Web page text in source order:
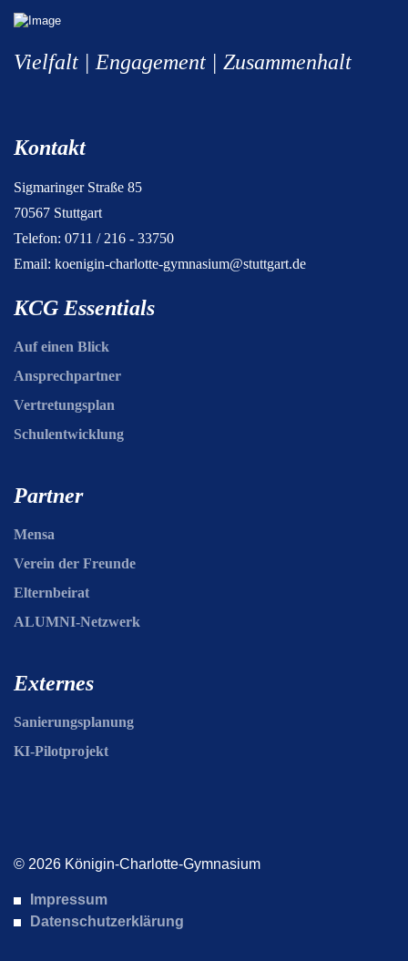
Vielfalt | Engagement | Zusammenhalt
Kontakt
Sigmaringer Straße 85
70567 Stuttgart
Telefon: 0711 / 216 - 33750
Email: koenigin-charlotte-gymnasium@stuttgart.de
KCG Essentials
Auf einen Blick
Ansprechpartner
Vertretungsplan
Schulentwicklung
Partner
Mensa
Verein der Freunde
Elternbeirat
ALUMNI-Netzwerk
Externes
Sanierungsplanung
KI-Pilotprojekt
Impressum
Datenschutzerklärung
© 2026 Königin-Charlotte-Gymnasium